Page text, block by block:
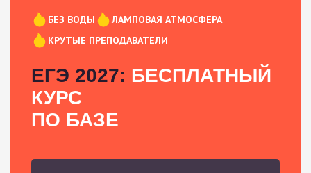
БЕЗ ВОДЫ
ЛАМПОВАЯ АТМОСФЕРА
КРУТЫЕ ПРЕПОДАВАТЕЛИ
ЕГЭ 2027: БЕСПЛАТНЫЙ
КУРС
ПО БАЗЕ